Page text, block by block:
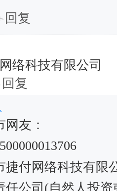
回复
络科技有限公司
回复
友：
捷付网络科技有限
任公司(自然人投